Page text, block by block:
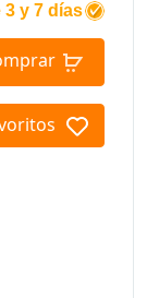
y 7 días